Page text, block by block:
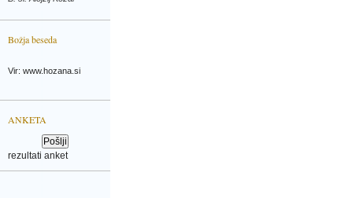
Božja beseda
Vir: www.hozana.si
ANKETA
rezultati anket